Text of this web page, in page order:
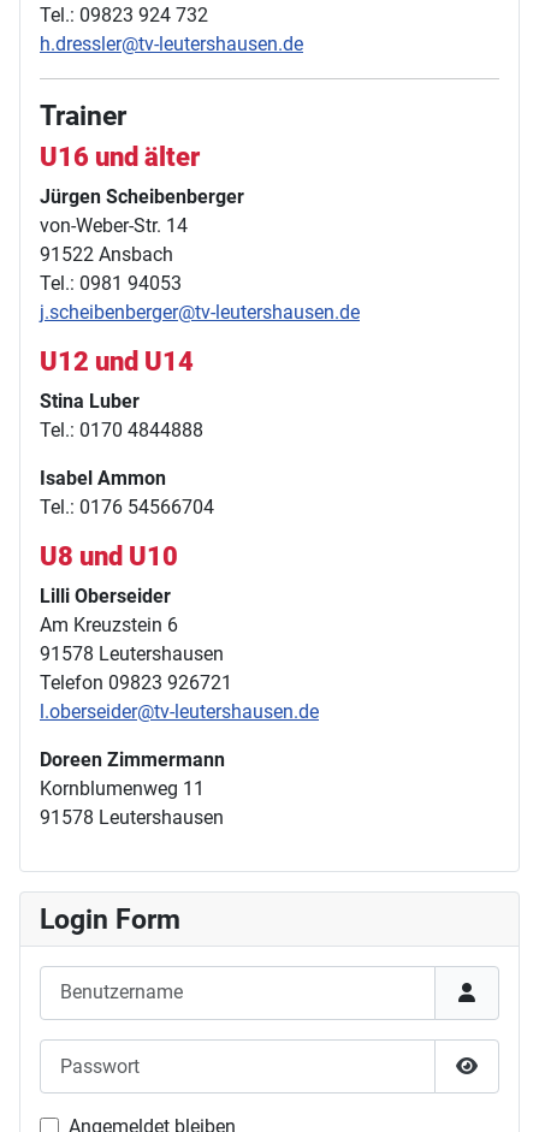
Tel.: 09823 924 732
h.dressler@tv-leutershausen.de
Trainer
U16 und älter
Jürgen Scheibenberger
von-Weber-Str. 14
91522 Ansbach
Tel.: 0981 94053
j.scheibenberger@tv-leutershausen.de
U12 und U14
Stina Luber
Tel.: 0170 4844888
Isabel Ammon
Tel.: 0176 54566704
U8 und U10
Lilli Oberseider
Am Kreuzstein 6
91578 Leutershausen
Telefon 09823 926721
l.oberseider@tv-leutershausen.de
Doreen Zimmermann
Kornblumenweg 11
91578 Leutershausen
Login Form
Angemeldet bleiben